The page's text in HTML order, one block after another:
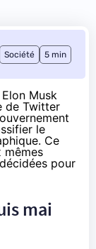
Société 5 min
Musk
de Twitter
le
Ce
mêmes
pour
mai